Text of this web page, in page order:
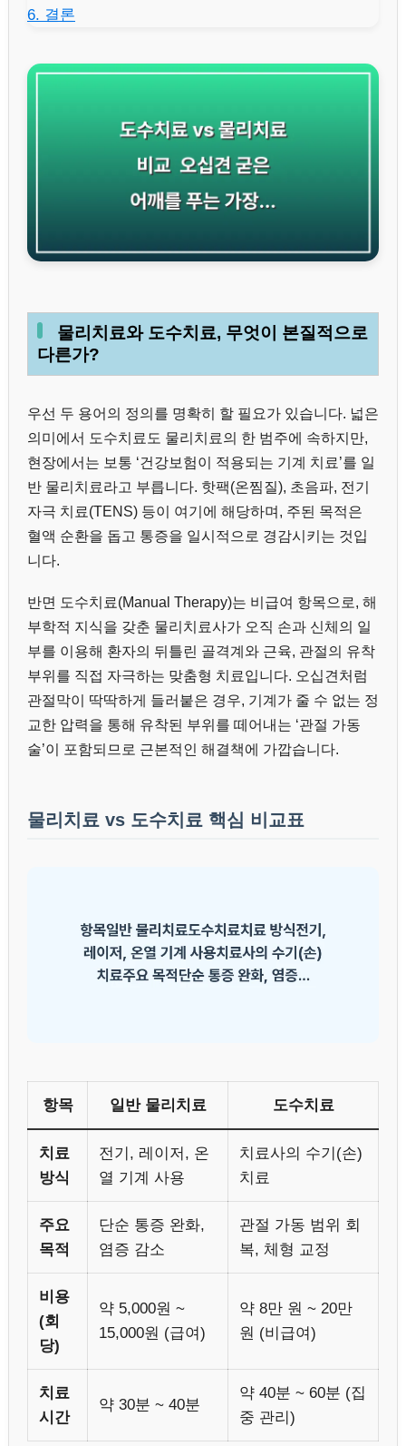
6. 결론
물리치료와 도수치료, 무엇이 본질적으로
다른가?
우선 두 용어의 정의를 명확히 할 필요가 있습니다. 넓은
의미에서 도수치료도 물리치료의 한 범주에 속하지만,
현장에서는 보통 ‘건강보험이 적용되는 기계 치료’를 일
반 물리치료라고 부릅니다. 핫팩(온찜질), 초음파, 전기
자극 치료(TENS) 등이 여기에 해당하며, 주된 목적은
혈액 순환을 돕고 통증을 일시적으로 경감시키는 것입
니다.
반면 도수치료(Manual Therapy)는 비급여 항목으로, 해
부학적 지식을 갖춘 물리치료사가 오직 손과 신체의 일
부를 이용해 환자의 뒤틀린 골격계와 근육, 관절의 유착
부위를 직접 자극하는 맞춤형 치료입니다. 오십견처럼
관절막이 딱딱하게 들러붙은 경우, 기계가 줄 수 없는 정
교한 압력을 통해 유착된 부위를 떼어내는 ‘관절 가동
술’이 포함되므로 근본적인 해결책에 가깝습니다.
물리치료 vs 도수치료 핵심 비교표
항목 일반 물리치료 도수치료
치료
방식
전기, 레이저, 온
열 기계 사용
치료사의 수기(손)
치료
주요
목적
단순 통증 완화,
염증 감소
관절 가동 범위 회
복, 체형 교정
비용
(회
당)
약 5,000원 ~
15,000원 (급여)
약 8만 원 ~ 20만
원 (비급여)
치료
시간
약 30분 ~ 40분
약 40분 ~ 60분 (집
중 관리)